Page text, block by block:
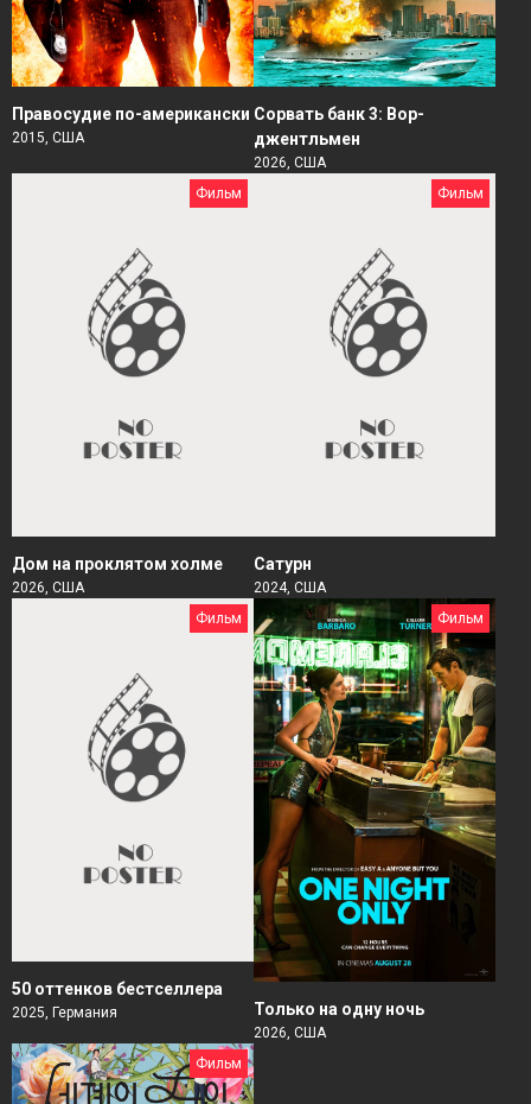
Правосудие по-американски
2015, США
Сорвать банк 3: Вор-
джентльмен
2026, США
Фильм
Дом на проклятом холме
2026, США
Фильм
Сатурн
2024, США
Фильм
50 оттенков бестселлера
2025, Германия
Фильм
Только на одну ночь
2026, США
Фильм